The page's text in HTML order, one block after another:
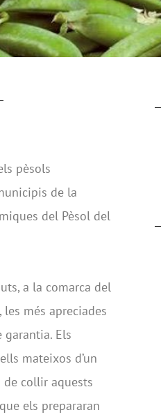
pèsols
de la
del Pèsol del
a la comarca del
més apreciades
Els
mateixos d’un
de collir aquests
els prepararan